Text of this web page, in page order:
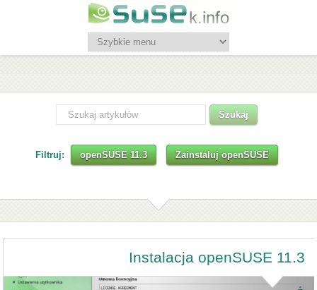
Filtruj: openSUSE 11.3 Zainstaluj openSUSE
Instalacja openSUSE 11.3